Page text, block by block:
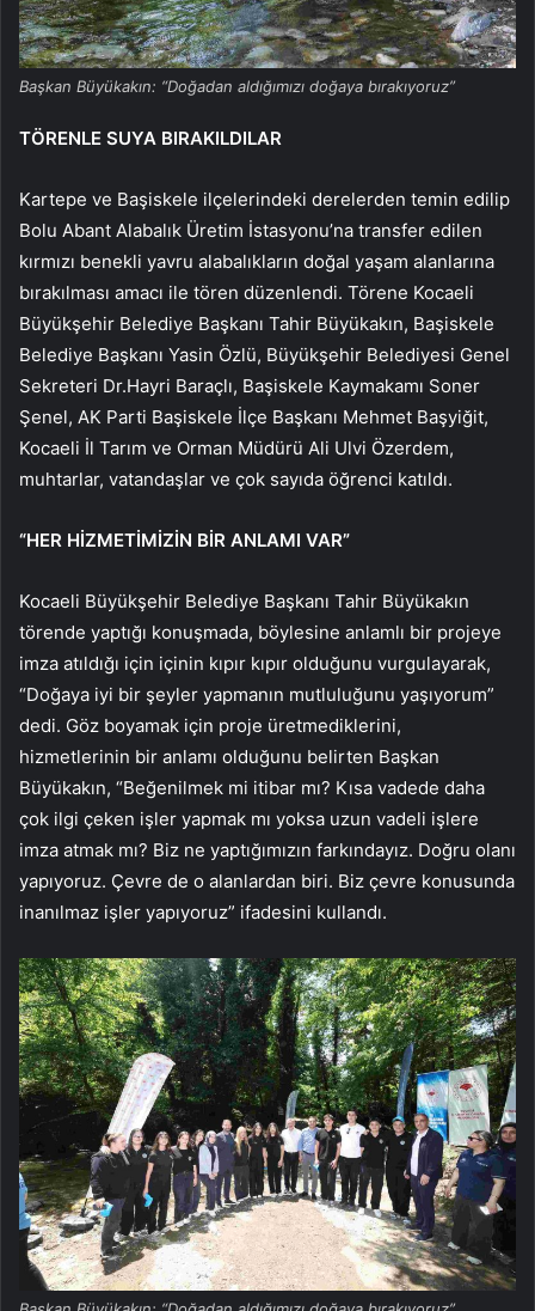
Başkan Büyükakın: “Doğadan aldığımızı doğaya bırakıyoruz”
TÖRENLE SUYA BIRAKILDILAR
Kartepe ve Başiskele ilçelerindeki derelerden temin edilip
Bolu Abant Alabalık Üretim İstasyonu’na transfer edilen
kırmızı benekli yavru alabalıkların doğal yaşam alanlarına
bırakılması amacı ile tören düzenlendi. Törene Kocaeli
Büyükşehir Belediye Başkanı Tahir Büyükakın, Başiskele
Belediye Başkanı Yasin Özlü, Büyükşehir Belediyesi Genel
Sekreteri Dr.Hayri Baraçlı, Başiskele Kaymakamı Soner
Şenel, AK Parti Başiskele İlçe Başkanı Mehmet Başyiğit,
Kocaeli İl Tarım ve Orman Müdürü Ali Ulvi Özerdem,
muhtarlar, vatandaşlar ve çok sayıda öğrenci katıldı.
“HER HİZMETİMİZİN BİR ANLAMI VAR”
Kocaeli Büyükşehir Belediye Başkanı Tahir Büyükakın
törende yaptığı konuşmada, böylesine anlamlı bir projeye
imza atıldığı için içinin kıpır kıpır olduğunu vurgulayarak,
“Doğaya iyi bir şeyler yapmanın mutluluğunu yaşıyorum”
dedi. Göz boyamak için proje üretmediklerini,
hizmetlerinin bir anlamı olduğunu belirten Başkan
Büyükakın, “Beğenilmek mi itibar mı? Kısa vadede daha
çok ilgi çeken işler yapmak mı yoksa uzun vadeli işlere
imza atmak mı? Biz ne yaptığımızın farkındayız. Doğru olanı
yapıyoruz. Çevre de o alanlardan biri. Biz çevre konusunda
inanılmaz işler yapıyoruz” ifadesini kullandı.